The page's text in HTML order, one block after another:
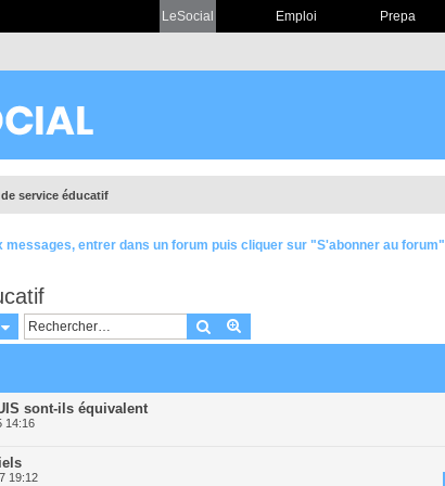
LeSocial Emploi Prepa
service éducatif
messages, entrer dans un forum puis cliquer sur "S'abonner au forum"
Rechercher
sont-ils équivalent
14:16
19:12